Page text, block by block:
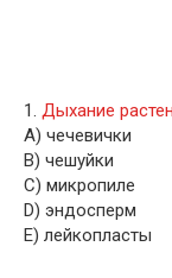
1. Дыхание
A) чечевички
B) чешуйки
C) микропиле
D) эндосперм
E) лейкопласты